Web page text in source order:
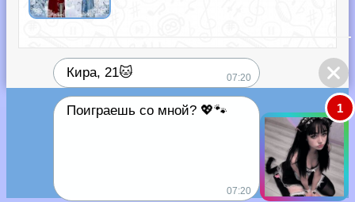
Кира, 21🐱 07:20
Поиграешь со мной? 💖🐾
07:20
1